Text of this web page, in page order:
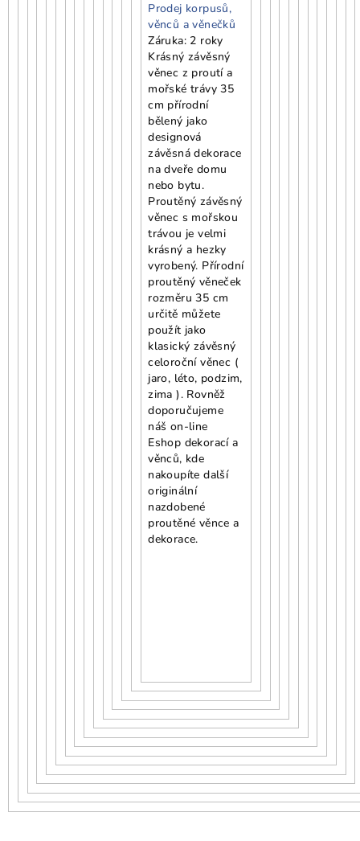
Prodej korpusů,
věnců a věnečků
Záruka: 2 roky
Krásný závěsný
věnec z proutí a
mořské trávy 35
cm přírodní
bělený jako
designová
závěsná dekorace
na dveře domu
nebo bytu.
Proutěný závěsný
věnec s mořskou
trávou je velmi
krásný a hezky
vyrobený. Přírodní
proutěný věneček
rozměru 35 cm
určitě můžete
použít jako
klasický závěsný
celoroční věnec (
jaro, léto, podzim,
zima ). Rovněž
doporučujeme
náš on-line
Eshop dekorací a
věnců, kde
nakoupíte další
originální
nazdobené
proutěné věnce a
dekorace.